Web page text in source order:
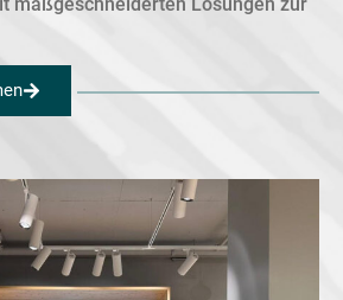
maßgeschneiderten Lösungen zur